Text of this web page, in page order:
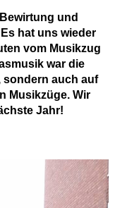
und
hat uns wieder
vom Musikzug
war die
sondern auch auf
Musikzüge. Wir
Jahr!